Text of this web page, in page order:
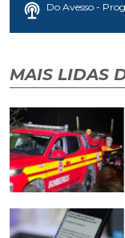
Do Avesso -
MAIS LIDAS